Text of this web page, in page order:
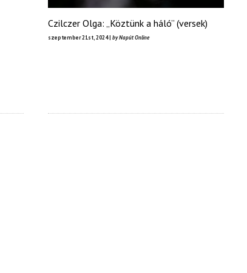
Czilczer Olga: „Köztünk a háló” (versek)
szeptember 21st, 2024 | by Napút Online